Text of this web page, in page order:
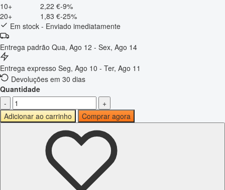
10+
2,22 €-9%
20+
1,83 €-25%
Em stock - Enviado imediatamente
Entrega padrão Qua, Ago 12 - Sex, Ago 14
Entrega expresso Seg, Ago 10 - Ter, Ago 11
Devoluções em 30 dias
Quantidade
-
+
Adicionar ao carrinho
Comprar agora